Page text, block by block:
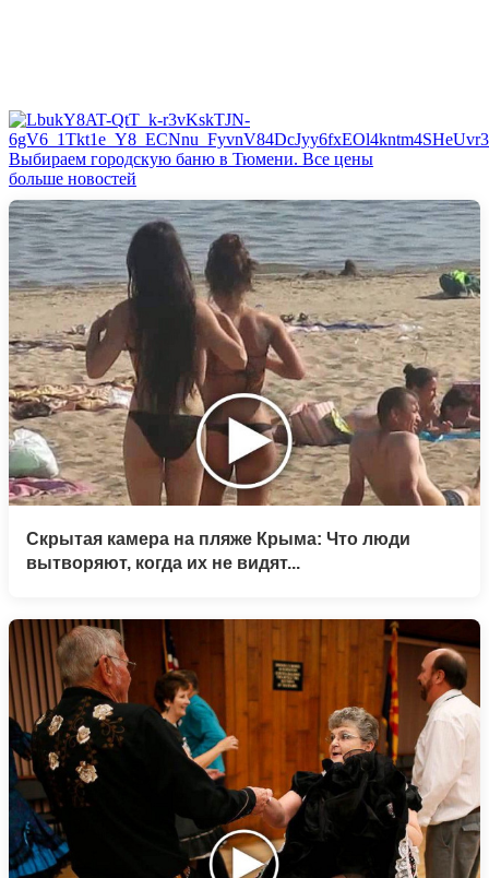
Выбираем городскую баню в Тюмени. Все цены
больше новостей
Скрытая камера на пляже Крыма: Что люди
вытворяют, когда их не видят...